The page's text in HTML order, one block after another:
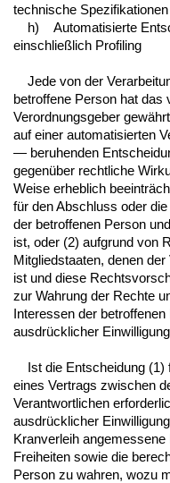
technische
h) Automatisierte
einschließlich Profiling
Jede von der
betroffene Person hat das
Verordnungsgeber
auf einer automatisierten
— beruhenden
gegenüber rechtliche
Weise erheblich
für den Abschluss oder
der betroffenen Person
ist, oder (2) aufgrund von
Mitgliedstaaten, denen
ist und diese
zur Wahrung der Rechte
Interessen der
ausdrücklicher
Ist die Entscheidung (1)
eines Vertrags zwischen
Verantwortlichen
ausdrücklicher
Kranverleih
Freiheiten sowie die
Person zu wahren, wozu